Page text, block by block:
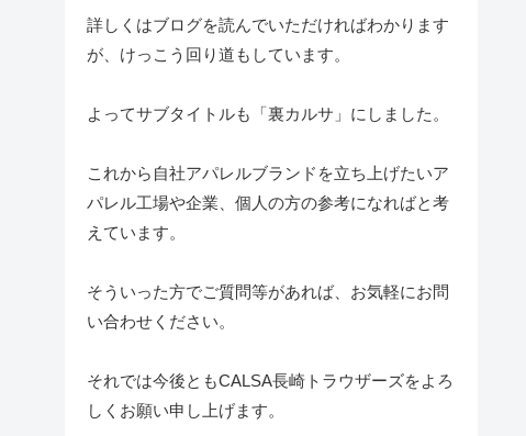
詳しくはブログを読んでいただければわかります
が、けっこう回り道もしています。
よってサブタイトルも「裏カルサ」にしました。
これから自社アパレルブランドを立ち上げたいア
パレル工場や企業、個人の方の参考になればと考
えています。
そういった方でご質問等があれば、お気軽にお問
い合わせください。
それでは今後ともCALSA長崎トラウザーズをよろ
しくお願い申し上げます。